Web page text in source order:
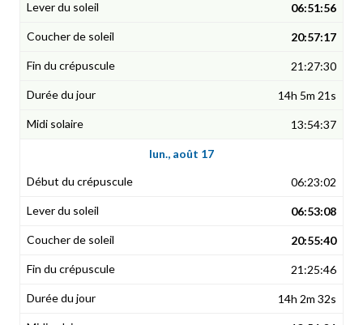
06:51:56
20:57:17
21:27:30
14h 5m 21s
13:54:37
lun., août 17
06:23:02
06:53:08
20:55:40
21:25:46
14h 2m 32s